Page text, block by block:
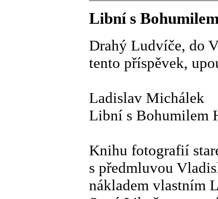
Libní s
Drahý Ludvíče, do
tento příspěvek,
Ladislav Michálek
Libní s Bohumilem
Knihu fotografií
s předmluvou
nákladem vlastním